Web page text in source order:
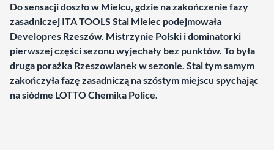
Do sensacji doszło w Mielcu, gdzie na zakończenie fazy
zasadniczej ITA TOOLS Stal Mielec podejmowała
Developres Rzeszów. Mistrzynie Polski i dominatorki
pierwszej części sezonu wyjechały bez punktów. To była
druga porażka Rzeszowianek w sezonie. Stal tym samym
zakończyła fazę zasadniczą na szóstym miejscu spychając
na siódme LOTTO Chemika Police.